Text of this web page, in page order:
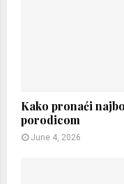
Kako pronaći
porodicom
June 4, 2026